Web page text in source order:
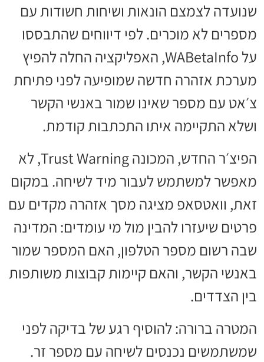
שנועדה לצמצם הונאות ושיחות חשודות עם
מספרים לא מוכרים. לפי דיווחים שהתבססו
על WABetaInfo, האפליקציה החלה להפיץ
מערכת אזהרה חדשה שמופיעה לפני פתיחת
צ׳אט עם מספר שאינו שמור באנשי הקשר
ושלא התקיימה איתו התכתבות קודמת.
הפיצ׳ר החדש, המכונה Trust Warning, לא
מאפשר למשתמש לעבור מיד לשיחה. במקום
זאת, וואטסאפ מציגה מסך אזהרה מקדים עם
פרטים שיעזרו להבין מול מי עומדים: המדינה
שבה רשום מספר הטלפון, האם המספר שמור
באנשי הקשר, והאם קיימות קבוצות משותפות
בין הצדדים.
המטרה ברורה: להוסיף רגע של בדיקה לפני
שמשתמשים נכנסים לשיחה עם מספר זר.